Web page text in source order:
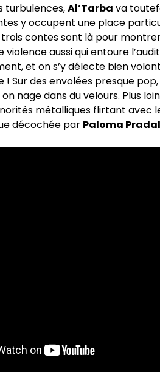
turbulences,Al’Tarba va
y occupent une place
trois contes sont là pour
violence aussi qui entoure
et on s’y délecte bien
Sur des envolées presque pop,
nage dans du velours. Plus
métalliques flirtant avec
décochée par Paloma Pradal